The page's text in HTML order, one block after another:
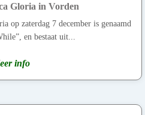
Gloria in Vorden
op zaterdag 7 december is genaamd
en bestaat uit...
info